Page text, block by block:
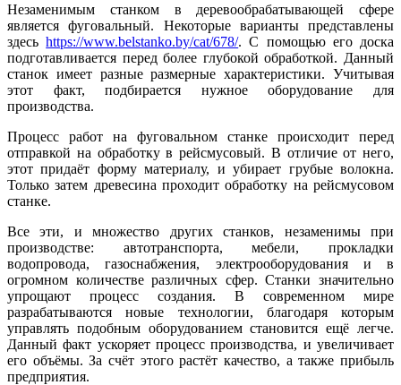
Незаменимым станком в деревообрабатывающей сфере
является фуговальный. Некоторые варианты представлены
здесьhttps://www.belstanko.by/cat/678/. С помощью его доска
подготавливается перед более глубокой обработкой. Данный
станок имеет разные размерные характеристики. Учитывая
этот факт, подбирается нужное оборудование для
производства.
Процесс работ на фуговальном станке происходит перед
отправкой на обработку в рейсмусовый. В отличие от него,
этот придаёт форму материалу, и убирает грубые волокна.
Только затем древесина проходит обработку на рейсмусовом
станке.
Все эти, и множество других станков, незаменимы при
производстве: автотранспорта, мебели, прокладки
водопровода, газоснабжения, электрооборудования и в
огромном количестве различных сфер. Станки значительно
упрощают процесс создания. В современном мире
разрабатываются новые технологии, благодаря которым
управлять подобным оборудованием становится ещё легче.
Данный факт ускоряет процесс производства, и увеличивает
его объёмы. За счёт этого растёт качество, а также прибыль
предприятия.